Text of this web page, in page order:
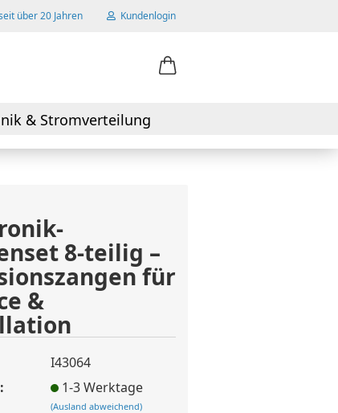
über 20 Jahren Kundenlogin
vergessen?
& Stromverteilung
8-teilig –
für
&
I43064
1-3 Werktage
(Ausland abweichend)